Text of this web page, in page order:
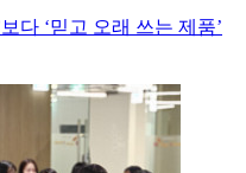
다 ‘믿고 오래 쓰는 제품’